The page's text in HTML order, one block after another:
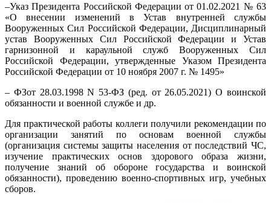
–Указ Президента Российской Федерации от 01.02.2021 № 63
«О внесении изменений в Устав внутренней службы
Вооруженных Сил Российской Федерации, Дисциплинарный
устав Вооруженных Сил Российской Федерации и Устав
гарнизонной и караульной служб Вооруженных Сил
Российской Федерации, утвержденные Указом Президента
Российской Федерации от 10 ноября 2007 г. № 1495»
– ФЗот 28.03.1998 N 53-ФЗ (ред. от 26.05.2021) О воинской
обязанности и военной службе и др.
Для практической работы коллеги получили рекомендации по
организации занятий по основам военной службы
(организация системы защиты населения от последствий ЧС,
изучение практических основ здорового образа жизни,
получение знаний об обороне государства и воинской
обязанности), проведению военно-спортивных игр, учебных
сборов.